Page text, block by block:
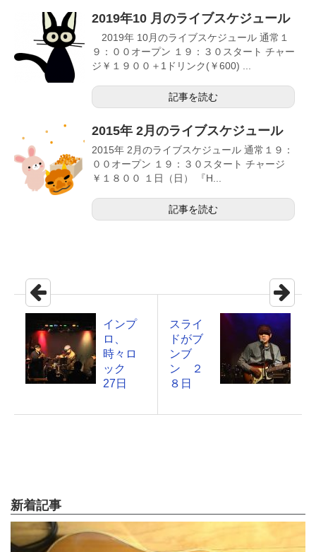
2019年10 月のライブスケジュール
2019年 10月のライブスケジュール 通常１
９：００オープン １９：３０スタート チャー
ジ￥１９００＋1ドリンク(￥600) ...
記事を読む
2015年 2月のライブスケジュール
2015年 2月のライブスケジュール 通常１９：
００オープン １９：３０スタート チャージ
￥１８００ １日（日） 『H...
記事を読む
インプ
ロ、
時々ロ
ック
27日
スライ
ドがブ
ンブ
ン ２
８日
新着記事